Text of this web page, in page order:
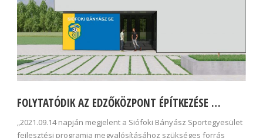
FOLYTATÓDIK AZ EDZŐKÖZPONT ÉPÍTKEZÉSE …
„2021.09.14 napján megjelent a Siófoki Bányász Sportegyesület
fejlesztési programja megvalósításához szükséges forrás